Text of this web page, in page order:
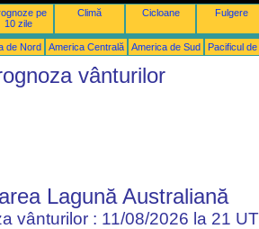
pe
10 zile
Climă Cicloane Fulgere
de Nord America Centrală America de Sud Pacificul
vânturilor
Lagună Australiană
vânturilor : 11/08/2026 la 21